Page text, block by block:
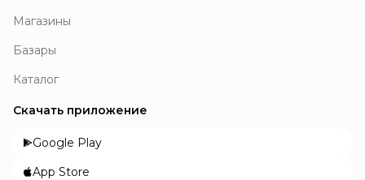
Магазины
Базары
Каталог
Скачать приложение
Google Play
App Store